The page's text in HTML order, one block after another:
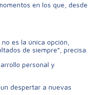
en los que, desde
es la única opción,
de siempre”, precisa.
personal y
despertar a nuevas